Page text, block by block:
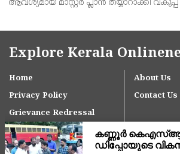
ആവശ്യമായ മാസ്റ്റർ പ്ലാൻ തയ്യാറാക്കി വകുപ്പ്
ഡിപ്പോയ്ക്ക് നാല് ഏക്കറിൽ അധികം
Explore Kerala
Home
About Us
Privacy Policy
Contact Us
Grievance Redressal